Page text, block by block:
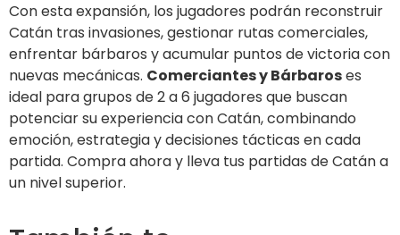
Con esta expansión, los jugadores podrán reconstruir
Catán tras invasiones, gestionar rutas comerciales,
enfrentar bárbaros y acumular puntos de victoria con
nuevas mecánicas. Comerciantes y Bárbaroses
ideal para grupos de 2 a 6 jugadores que buscan
potenciar su experiencia con Catán, combinando
emoción, estrategia y decisiones tácticas en cada
partida. Compra ahora y lleva tus partidas de Catán a
un nivel superior.